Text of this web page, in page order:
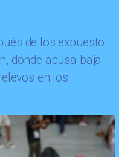
de los expuesto
donde acusa baja
en los